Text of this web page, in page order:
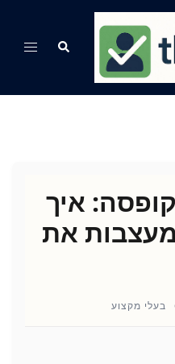
Search
Toggle
איך
מעצבות את
בעלי מקצוע